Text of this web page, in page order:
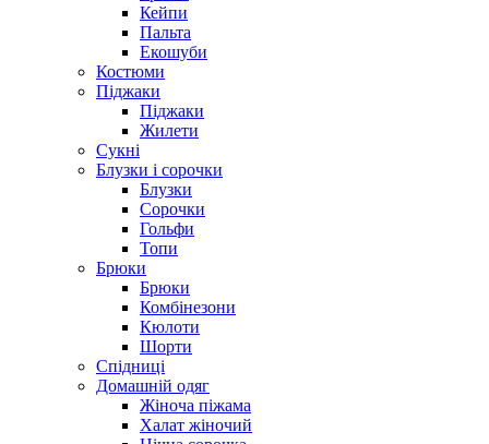
Кейпи
Пальта
Екошуби
Костюми
Піджаки
Піджаки
Жилети
Сукні
Блузки і сорочки
Блузки
Сорочки
Гольфи
Топи
Брюки
Брюки
Комбінезони
Кюлоти
Шорти
Спідниці
Домашній одяг
Жіноча піжама
Халат жіночий